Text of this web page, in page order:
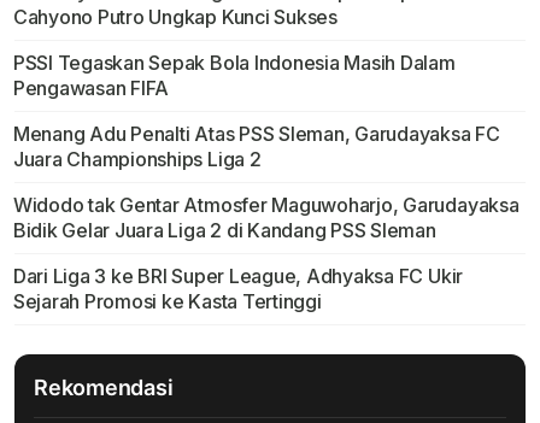
Cahyono Putro Ungkap Kunci Sukses
PSSI Tegaskan Sepak Bola Indonesia Masih Dalam
Pengawasan FIFA
Menang Adu Penalti Atas PSS Sleman, Garudayaksa FC
Juara Championships Liga 2
Widodo tak Gentar Atmosfer Maguwoharjo, Garudayaksa
Bidik Gelar Juara Liga 2 di Kandang PSS Sleman
Dari Liga 3 ke BRI Super League, Adhyaksa FC Ukir
Sejarah Promosi ke Kasta Tertinggi
Rekomendasi